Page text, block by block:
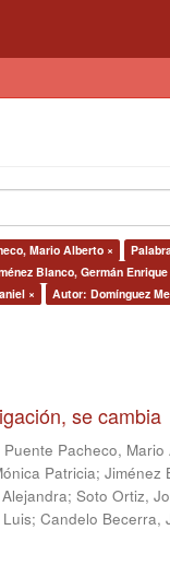
Mario Alberto ×
Blanco, Germán Enrique
× Autor: Domínguez
se cambia
Puente Pacheco, Mario
Patricia; Jiménez
; Soto Ortiz,
; Candelo Becerra,